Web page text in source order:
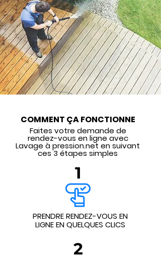
COMMENT ÇA FONCTIONNE
Faites votre demande de
rendez-vous en ligne avec
Lavage à pression.net en suivant
ces 3 étapes simples
1
PRENDRE RENDEZ-VOUS EN
LIGNE EN QUELQUES CLICS
2